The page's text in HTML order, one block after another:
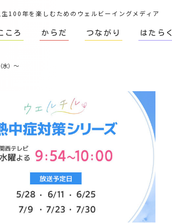
生100年を楽しむためのウェルビーイングメディア
ころ からだ つながり はたらく
水）～